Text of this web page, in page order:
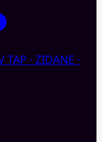
· ZIDANE ·